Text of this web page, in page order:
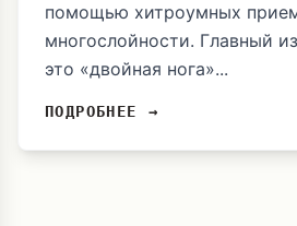
помощью хитроумных
многослойности. Главный
это «двойная нога»...
ПОДРОБНЕЕ →